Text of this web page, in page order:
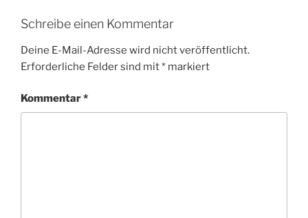
Schreibe einen Kommentar
Deine E-Mail-Adresse wird nicht veröffentlicht.
Erforderliche Felder sind mit* markiert
Kommentar*